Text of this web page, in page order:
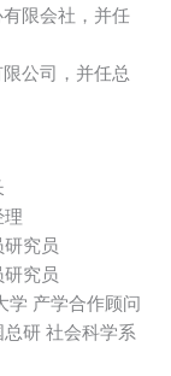
限会社，并任
公司，并任总
究员
究员
学 产学合作顾问
研 社会科学系